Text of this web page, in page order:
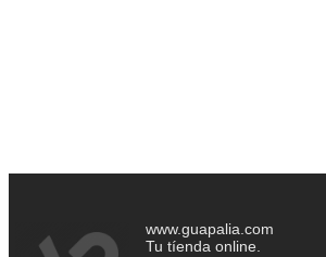
www.guapalia.com
Tu tíenda online.